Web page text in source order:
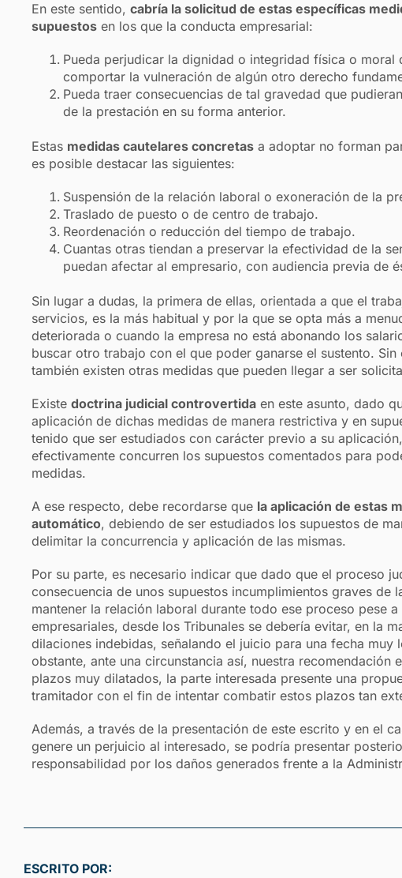
En este sentido, cabría la solicitud de estas específicas
supuestos en los que la conducta empresarial:
Pueda perjudicar la dignidad o integridad física o moral
comportar la vulneración de algún otro derecho
Pueda traer consecuencias de tal gravedad que
de la prestación en su forma anterior.
Estas medidas cautelares concretas a adoptar no forman
es posible destacar las siguientes:
Suspensión de la relación laboral o exoneración de la
Traslado de puesto o de centro de trabajo.
Reordenación o reducción del tiempo de trabajo.
Cuantas otras tiendan a preservar la efectividad de la
puedan afectar al empresario, con audiencia previa de
Sin lugar a dudas, la primera de ellas, orientada a que el
servicios, es la más habitual y por la que se opta más a
deteriorada o cuando la empresa no está abonando los
buscar otro trabajo con el que poder ganarse el sustento.
también existen otras medidas que pueden llegar a ser
Existe doctrina judicial controvertida en este asunto, dado
aplicación de dichas medidas de manera restrictiva y en
tenido que ser estudiados con carácter previo a su
efectivamente concurren los supuestos comentados para
medidas.
A ese respecto, debe recordarse que la aplicación de estas
automático, debiendo de ser estudiados los supuestos de
delimitar la concurrencia y aplicación de las mismas.
Por su parte, es necesario indicar que dado que el proceso
consecuencia de unos supuestos incumplimientos graves de
mantener la relación laboral durante todo ese proceso pese
empresariales, desde los Tribunales se debería evitar, en la
dilaciones indebidas, señalando el juicio para una fecha muy
obstante, ante una circunstancia así, nuestra recomendación
plazos muy dilatados, la parte interesada presente una
tramitador con el fin de intentar combatir estos plazos tan
Además, a través de la presentación de este escrito y en el
genere un perjuicio al interesado, se podría presentar
responsabilidad por los daños generados frente a la
ESCRITO POR: